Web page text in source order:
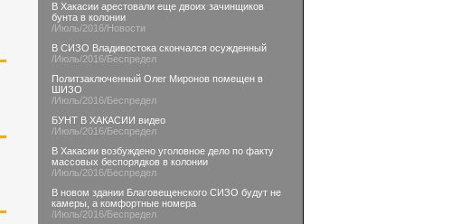
В Хакасии арестовали еще двоих зачинщиков
бунта в колонии
/Июль/2016/Новости
В СИЗО Владивостока скончался осужденный
/Июль/2016/Беспредел
Политзаключенный Олег Миронов помещен в
ШИЗО
/Июль/2016/Беспредел
БУНТ В ХАКАСИИ видео
/Июль/2016/Беспредел
В Хакасии возбуждено уголовное дело по факту
массовых беспорядков в колонии
/Июль/2016/Беспредел
В новом здании Благовещенского СИЗО будут не
камеры, а комфортные номера
/Июль/2016/Беспредел